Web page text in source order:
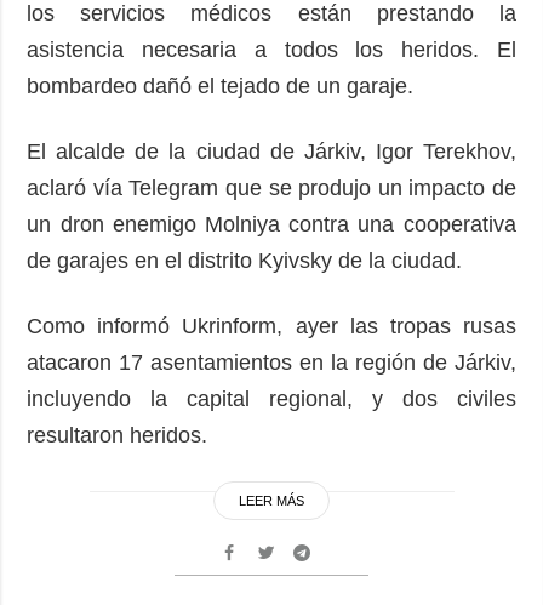
los servicios médicos están prestando la
asistencia necesaria a todos los heridos. El
bombardeo dañó el tejado de un garaje.
El alcalde de la ciudad de Járkiv, Igor Terekhov,
aclaró vía Telegram que se produjo un impacto de
un dron enemigo Molniya contra una cooperativa
de garajes en el distrito Kyivsky de la ciudad.
Como informó Ukrinform, ayer las tropas rusas
atacaron 17 asentamientos en la región de Járkiv,
incluyendo la capital regional, y dos civiles
resultaron heridos.
LEER MÁS